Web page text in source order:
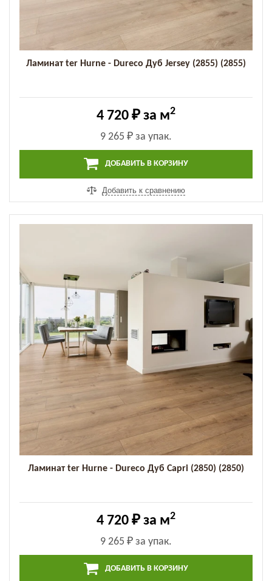
Ламинат ter Hurne - Dureco Дуб Jersey (2855) (2855)
4 720 ₽ за м2
9 265 ₽ за упак.
ДОБАВИТЬ В КОРЗИНУ
Добавить к сравнению
Ламинат ter Hurne - Dureco Дуб Capri (2850) (2850)
4 720 ₽ за м2
9 265 ₽ за упак.
ДОБАВИТЬ В КОРЗИНУ